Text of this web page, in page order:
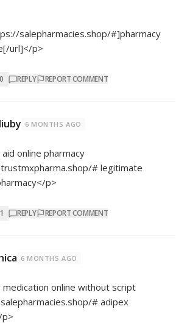
salepharmacies.shop/#]pharmacy
url]</p>
0 REPLY REPORT COMMENT
6 MONTHS AGO
online pharmacy
# legitimate
p>
1 REPLY REPORT COMMENT
6 MONTHS AGO
medication online without script
# adipex